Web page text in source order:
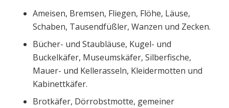
Ameisen, Bremsen, Fliegen, Flöhe, Läuse,
Schaben, Tausendfüßler, Wanzen und Zecken.
Bücher- und Staubläuse, Kugel- und
Buckelkäfer, Museumskäfer, Silberfische,
Mauer- und Kellerasseln, Kleidermotten und
Kabinettkäfer.
Brotkäfer, Dörrobstmotte, gemeiner